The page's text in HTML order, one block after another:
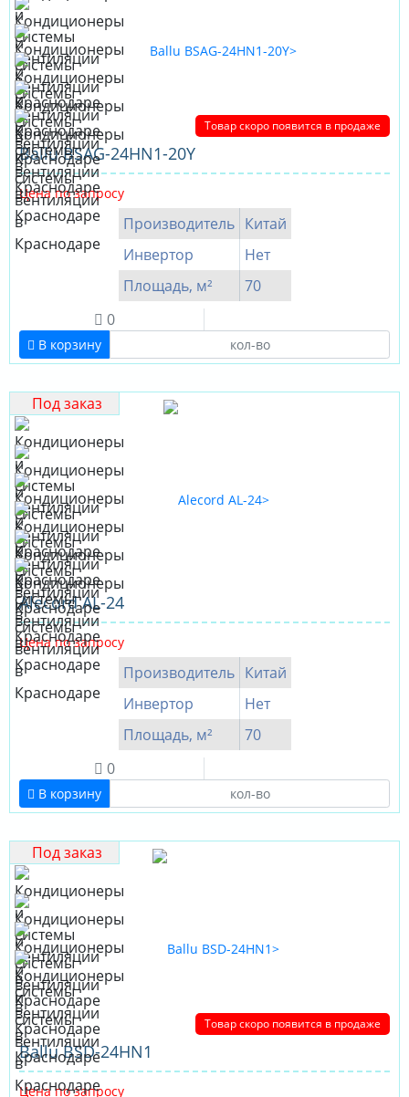
Товар скоро появится в продаже
Ballu BSAG-24HN1-20Y
Цена по запросу
Производитель Китай
Инвертор
Нет
Площадь, м²
70
0
В корзину
Под заказ
Alecord AL-24
Цена по запросу
Производитель Китай
Инвертор
Нет
Площадь, м²
70
0
В корзину
Под заказ
Товар скоро появится в продаже
Ballu BSD-24HN1
Цена по запросу